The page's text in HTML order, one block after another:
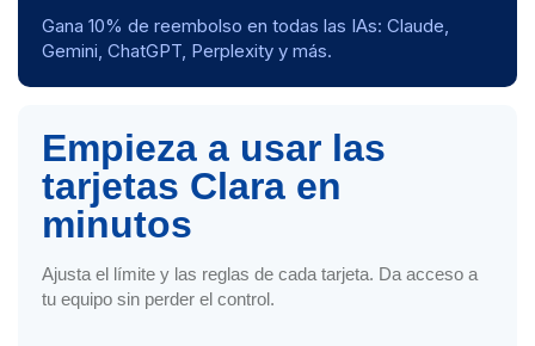
Gana 10% de reembolso en todas las IAs: Claude,
Gemini, ChatGPT, Perplexity y más.
Empieza a usar las
tarjetas Clara en
minutos
Ajusta el límite y las reglas de cada tarjeta. Da acceso a
tu equipo sin perder el control.